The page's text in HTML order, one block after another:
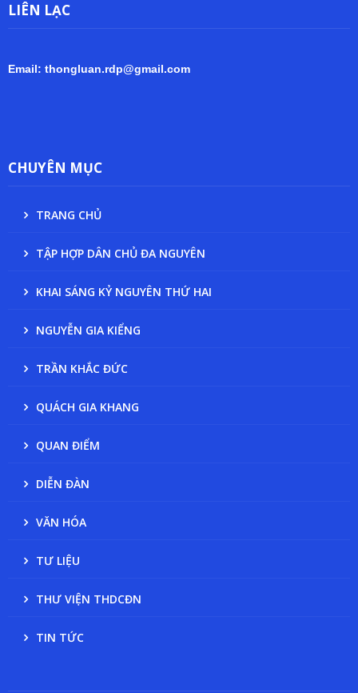
LIÊN LẠC
Email: thongluan.rdp@gmail.com
CHUYÊN MỤC
TRANG CHỦ
TẬP HỢP DÂN CHỦ ĐA NGUYÊN
KHAI SÁNG KỶ NGUYÊN THỨ HAI
NGUYỄN GIA KIỂNG
TRẦN KHẮC ĐỨC
QUÁCH GIA KHANG
QUAN ĐIỂM
DIỄN ĐÀN
VĂN HÓA
TƯ LIỆU
THƯ VIỆN THDCĐN
TIN TỨC